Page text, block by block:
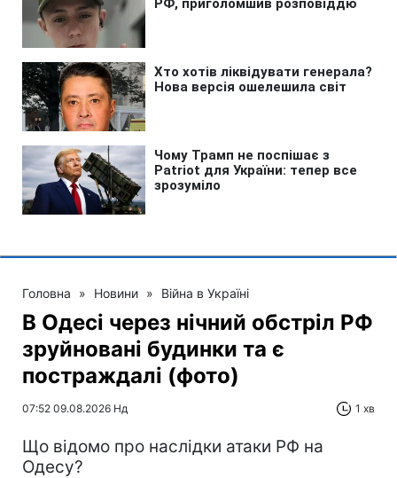
Головна » Новини » Війна в Україні
В Одесі через нічний обстріл РФ
зруйновані будинки та є
постраждалі (фото)
07:52 09.08.2026 Нд 1 хв
Що відомо про наслідки атаки РФ на
Одесу?